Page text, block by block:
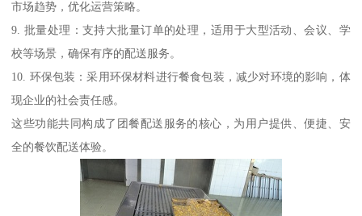
市场趋势，优化运营策略。
9. 批量处理：支持大批量订单的处理，适用于大型活动、会议、学
校等场景，确保有序的配送服务。
10. 环保包装：采用环保材料进行餐食包装，减少对环境的影响，体
现企业的社会责任感。
这些功能共同构成了团餐配送服务的核心，为用户提供、便捷、安
全的餐饮配送体验。